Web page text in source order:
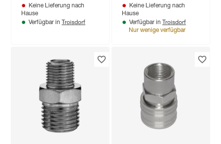
Keine Lieferung nach
Hause
Verfügbar in Troisdorf
Keine Lieferung nach
Hause
Verfügbar in Troisdorf
Nur wenige verfügbar